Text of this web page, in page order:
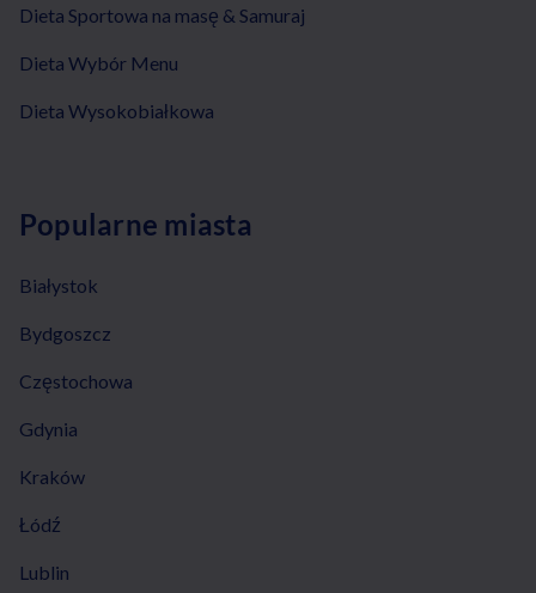
Dieta Sportowa na masę & Samuraj
Dieta Wybór Menu
Dieta Wysokobiałkowa
Popularne miasta
Białystok
Bydgoszcz
Częstochowa
Gdynia
Kraków
Łódź
Lublin